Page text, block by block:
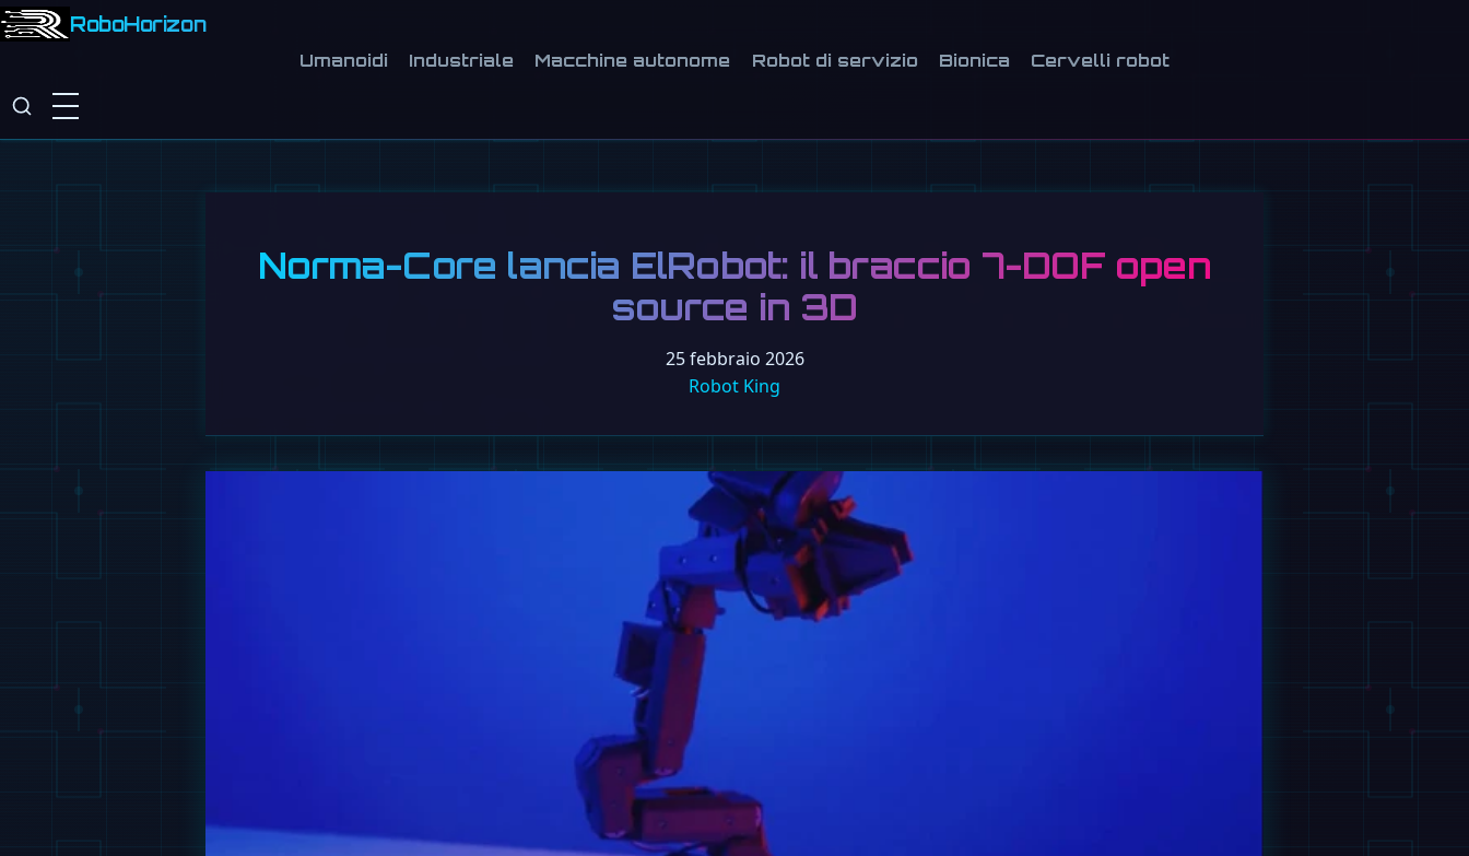
RoboHorizon
Umanoidi Industriale Macchine autonome Robot di servizio Bionica Cervelli robot
Norma-Core lancia ElRobot: il braccio 7-DOF open
source in 3D
25 febbraio 2026
Robot King